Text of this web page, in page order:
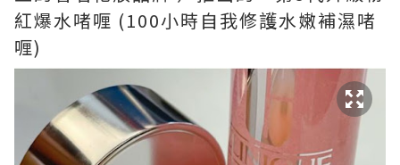
紅爆水啫喱 (100小時自我修護水嫩補濕啫
喱)